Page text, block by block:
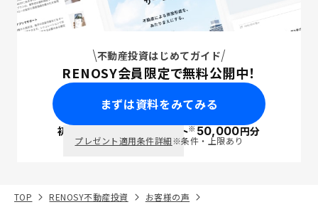
不動産投資はじめてガイド
RENOSY会員限定で無料公開中！
まずは資料をみてみる
初回面談で ポイント※50,000円分
プレゼント適用条件詳細※条件・上限あり
TOP RENOSY不動産投資
お客様の声